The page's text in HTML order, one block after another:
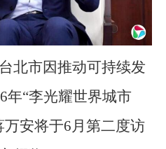
北市因推动可持续发
年“李光耀世界城市
安将于6月第二度访